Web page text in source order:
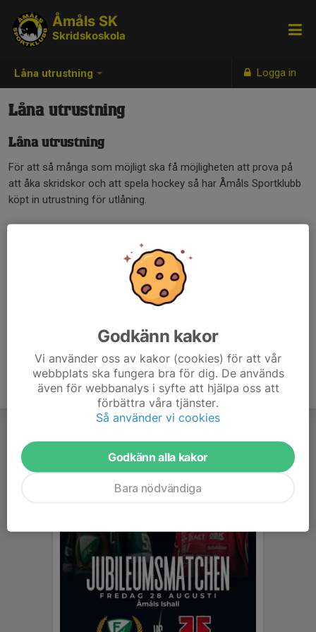
Låna utrustning Logga in
Åmåls SK
Skridskoskola
Låna utrustning
Låna utrustning
För att så många som möjligt ska få möjligheten att prova på
att åka skridskor och att spela hockey så har Åmåls Sportklubb
köpt in utrustning för utlåning.
utrustningar för utlåning. Vi har skridskor från stl 26 till 33, hjälm
med galler samt halsskydd.
Godkänn kakor
Vi använder oss av kakor (cookies) för att vår
webbplats ska fungera bra för dig. De används
även för webbanalys i syfte att hjälpa oss att
förbättra våra tjänster.
Så använder vi cookies
Godkänn alla kakor
Bara nödvändiga